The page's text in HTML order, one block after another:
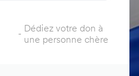
- Dédiez votre don à
une personne chère